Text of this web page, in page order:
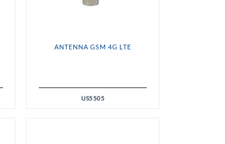
ANTENNA GSM 4G LTE
US5505